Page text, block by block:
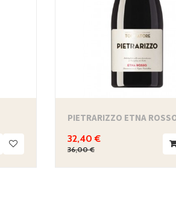
PIETRARIZZO ETNA
32,40 €
36,00 €